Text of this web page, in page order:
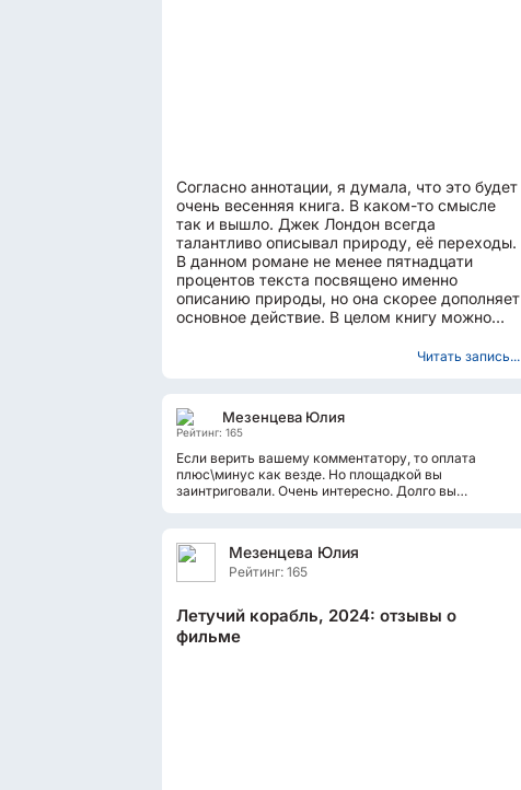
Согласно аннотации, я думала, что это будет
очень весенняя книга. В каком-то смысле
так и вышло. Джек Лондон всегда
талантливо описывал природу, её переходы.
В данном романе не менее пятнадцати
процентов текста посвящено именно
описанию природы, но она скорее дополняет
основное действие. В целом книгу можно
Читать запись...
Мезенцева Юлия
Рейтинг: 165
Если верить вашему комментатору, то оплата
плюс\минус как везде. Но площадкой вы
заинтриговали. Очень интересно. Долго вы
Мезенцева Юлия
Рейтинг: 165
Летучий корабль, 2024: отзывы о
фильме